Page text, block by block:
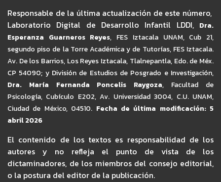
Responsable de la última actualización de este número,
Laboratorio Digital de Desarrollo Infantil LDDI, Dra.
Esperanza Guarneros Reyes, FES Iztacala UNAM, Cub 21,
segundo piso de la Torre Académica y de Tutorías, FES Iztacala.
Av. De los Barrios, Los Reyes Iztacala, Tlalnepantla, Edo. de Méx.
CP 54090; y División de Estudios de Posgrado e Investigación,
Dra. María Fernanda Poncelis Raygoza, Facultad de
Psicología, Cubículo E202, Av. Universidad 3004, C.U. UNAM,
Ciudad de México, 04510. Fecha de última modificación: 5
abril 2026
El contenido de los textos es responsabilidad de los
autores y no refleja el punto de vista de los
dictaminadores, de los miembros del consejo editorial,
o la postura del editor de la publicación.